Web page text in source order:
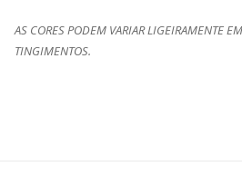
AS CORES PODEM VARIAR LIGEIRAMENTE
TINGIMENTOS.